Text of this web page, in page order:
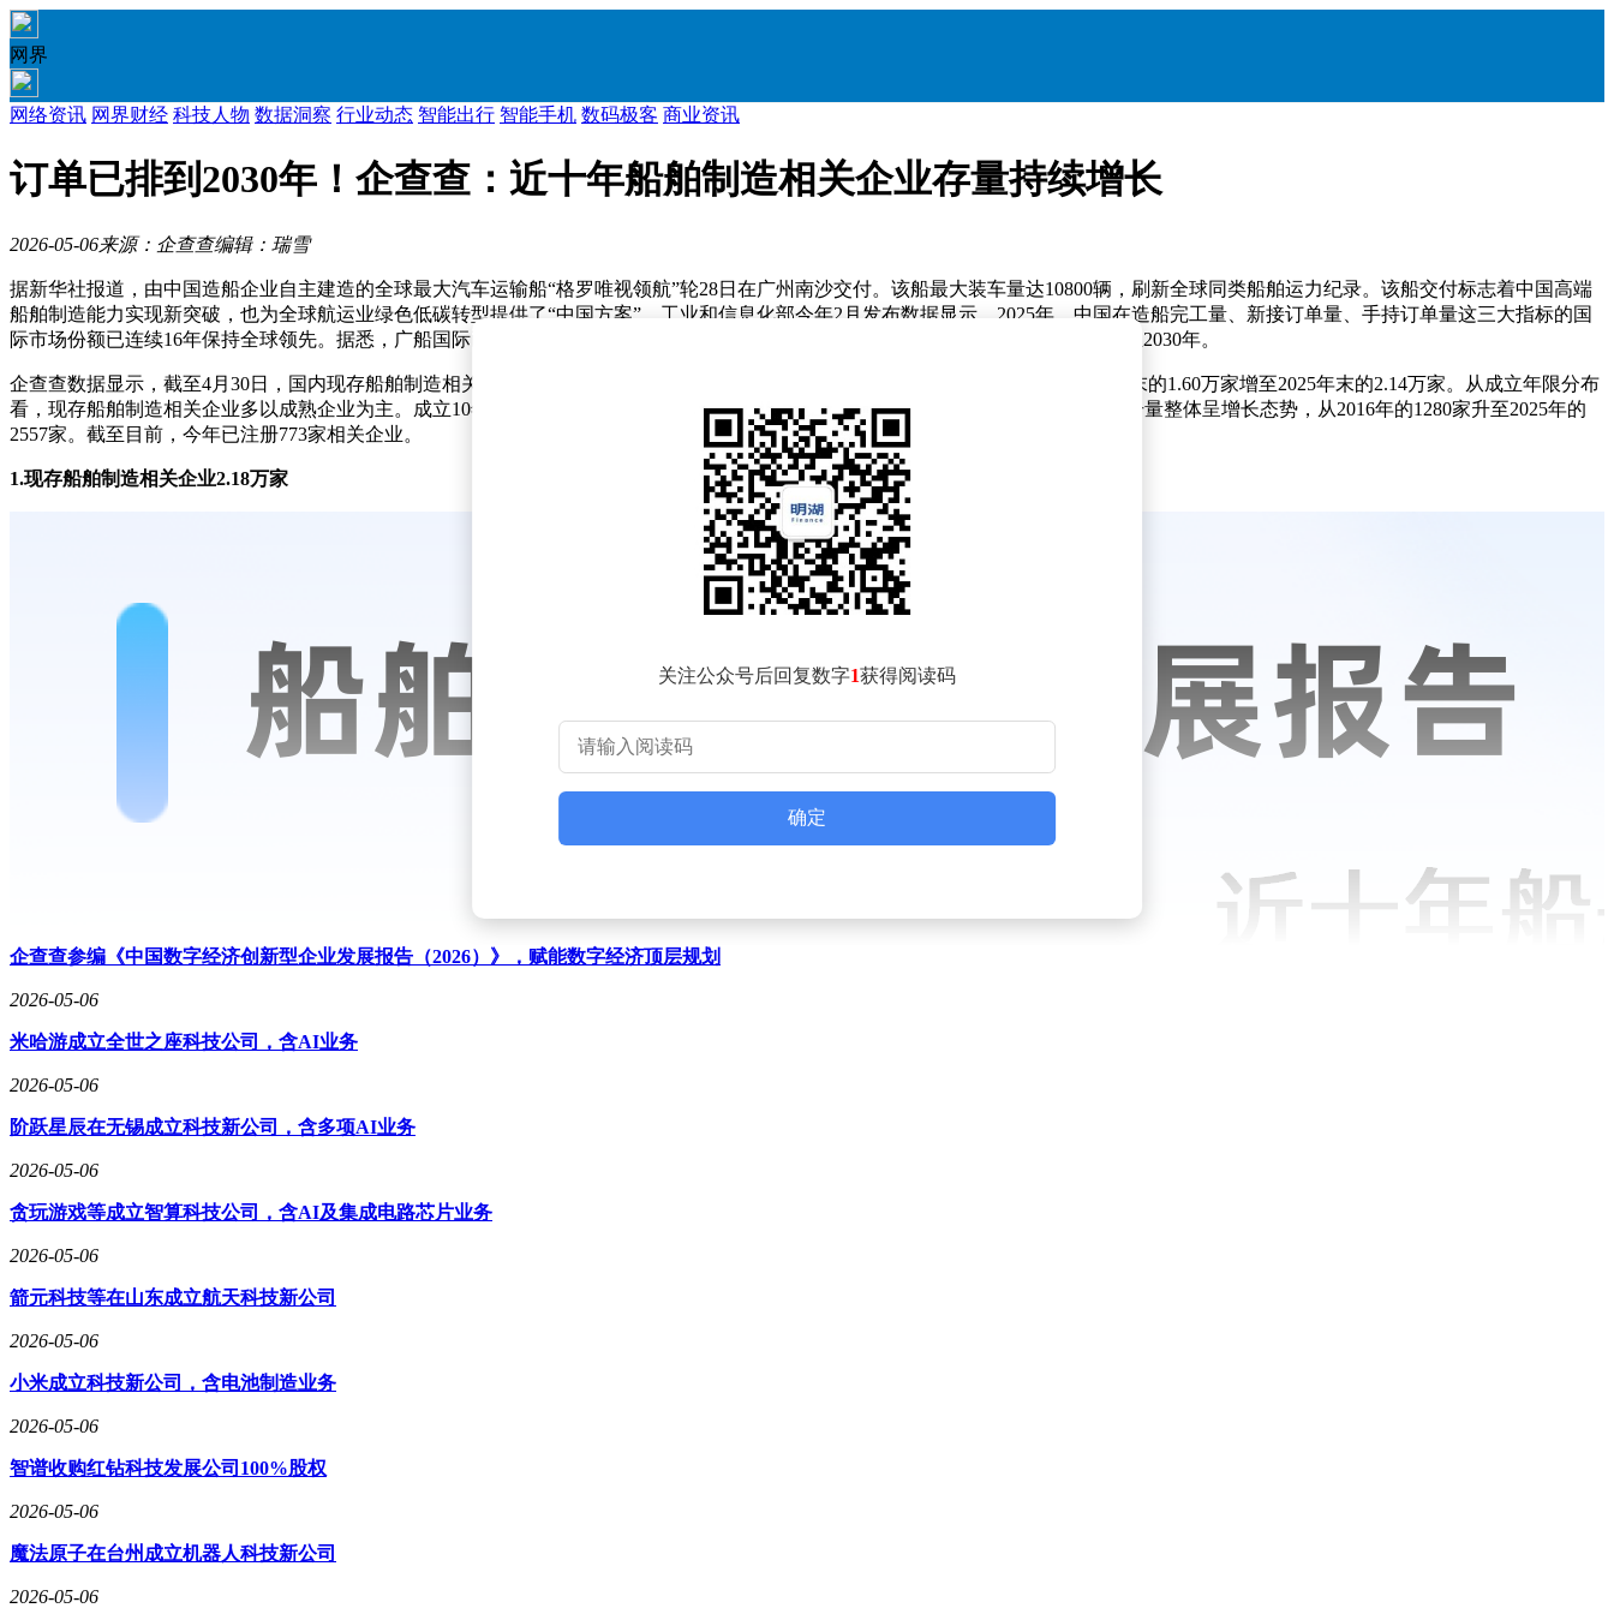
网界
网络资讯 网界财经 科技人物 数据洞察 行业动态 智能出行 智能手机 数码极客 商业资讯
订单已排到2030年！企查查：近十年船舶制造相关企业存量持续增长
2026-05-06来源：企查查编辑：瑞雪
据新华社报道，由中国造船企业自主建造的全球最大汽车运输船“格罗唯视领航”轮28日在广州南沙交付。该船最大装车量达10800辆，刷新全球同类船舶运力纪录。该船交付标志着中国高端
船舶制造能力实现新突破，也为全球航运业绿色低碳转型提供了“中国方案”。工业和信息化部今年2月发布数据显示，2025年，中国在造船完工量、新接订单量、手持订单量这三大指标的国
际市场份额已连续16年保持全球领先。据悉，广船国际已成功交付26艘汽车运输船，目前手持合同金额达1000亿元，生产排期已安排至2030年。
企查查数据显示，截至4月30日，国内现存船舶制造相关企业2.18万家。近十年船舶制造相关企业年末存量呈持续增长态势，从2016年末的1.60万家增至2025年末的2.14万家。从成立年限分布
看，现存船舶制造相关企业多以成熟企业为主。成立10年以上的企业占比最高，达41.03%。注册量方面，近十年船舶制造相关企业注册量整体呈增长态势，从2016年的1280家升至2025年的
2557家。截至目前，今年已注册773家相关企业。
1.现存船舶制造相关企业2.18万家
关注公众号后回复数字1获得阅读码
确定
企查查参编《中国数字经济创新型企业发展报告（2026）》，赋能数字经济顶层规划
2026-05-06
米哈游成立全世之座科技公司，含AI业务
2026-05-06
阶跃星辰在无锡成立科技新公司，含多项AI业务
2026-05-06
贪玩游戏等成立智算科技公司，含AI及集成电路芯片业务
2026-05-06
箭元科技等在山东成立航天科技新公司
2026-05-06
小米成立科技新公司，含电池制造业务
2026-05-06
智谱收购红钻科技发展公司100%股权
2026-05-06
魔法原子在台州成立机器人科技新公司
2026-05-06